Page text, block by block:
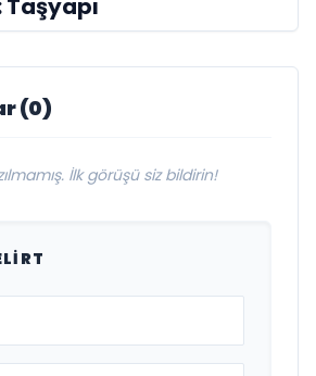
Taşyapı
(0)
İlk görüşü siz bildirin!